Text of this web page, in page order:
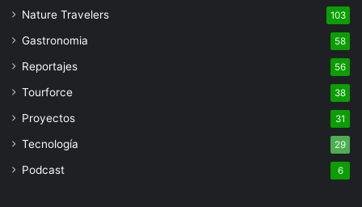
Nature Travelers 103
Gastronomia 58
Reportajes 56
Tourforce 38
Proyectos 31
Tecnología 29
Podcast 6